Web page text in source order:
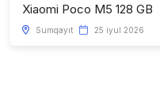
Xiaomi Poco M5 128 GB
Sumqayıt 25 iyul 2026